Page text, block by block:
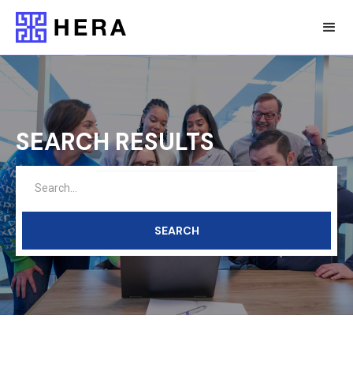
SEARCH RESULTS